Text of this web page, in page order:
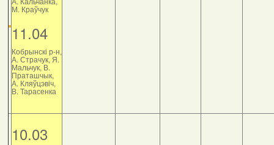
М. Краўчук
11.04
Кобрынскі р-н,
А. Страчук, Я.
Мальчук, В.
Праташчык,
А. Кляўцэвіч,
В. Тарасенка
10.03